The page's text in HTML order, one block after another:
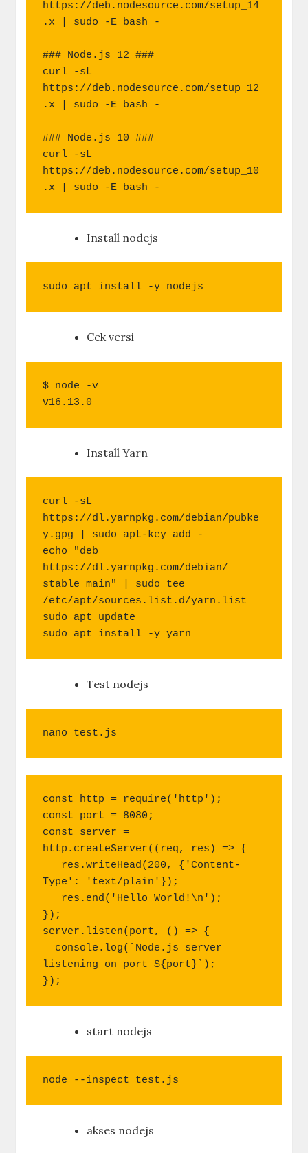
https://deb.nodesource.com/setup_14
.x | sudo -E bash -
### Node.js 12 ###
curl -sL
https://deb.nodesource.com/setup_12
.x | sudo -E bash -
### Node.js 10 ###
curl -sL
https://deb.nodesource.com/setup_10
.x | sudo -E bash -
Install nodejs
sudo apt install -y nodejs
Cek versi
$ node -v
v16.13.0
Install Yarn
curl -sL
https://dl.yarnpkg.com/debian/pubke
y.gpg | sudo apt-key add -
echo "deb
https://dl.yarnpkg.com/debian/
stable main" | sudo tee
/etc/apt/sources.list.d/yarn.list
sudo apt update
sudo apt install -y yarn
Test nodejs
nano test.js
const http = require('http');
const port = 8080;
const server =
http.createServer((req, res) => {
Type': 'text/plain'});
});
server.listen(port, () => {
listening on port ${port}`);
});
start nodejs
node --inspect test.js
akses nodejs